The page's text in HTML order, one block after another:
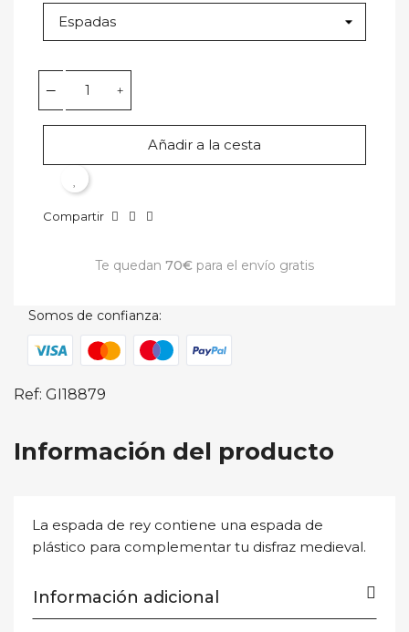
Añadir a la cesta
Compartir
Te quedan 70€ para el envío gratis
Somos de confianza:
Ref: GI18879
Información del producto
La espada de rey contiene una espada de
plástico para complementar tu disfraz medieval.
Información adicional
Crear lista de deseos
Nombre de la lista de deseos
Cancelar Crear lista de deseos
Iniciar sesión
Debe iniciar sesión para guardar productos en su lista de
Cancelar Iniciar sesión